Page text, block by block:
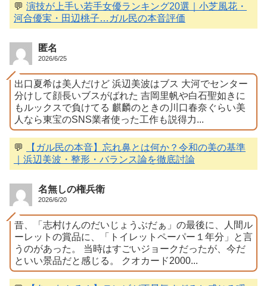
💬 演技が上手い若手女優ランキング20選｜小芝風花・
河合優実・田辺桃子…ガル民の本音評価
匿名
2026/6/25
出口夏希は美人だけど 浜辺美波はブス 大河でセンター
分けして顔長いブスがばれた 吉岡里帆や白石聖如きに
もルックスで負けてる 麒麟のときの川口春奈ぐらい美
人なら東宝のSNS業者使った工作も説得力...
💬
【ガル民の本音】忘れ鼻とは何か？令和の美の基準
｜浜辺美波・整形・バランス論を徹底討論
名無しの権兵衛
2026/6/20
昔、「志村けんのだいじょうぶだぁ」の最後に、人間ル
ーレットの賞品に、「トイレットペーパー１年分」と言
うのがあった。 当時はすごいジョークだったが、今だ
といい景品だと感じる。 クオカード2000...